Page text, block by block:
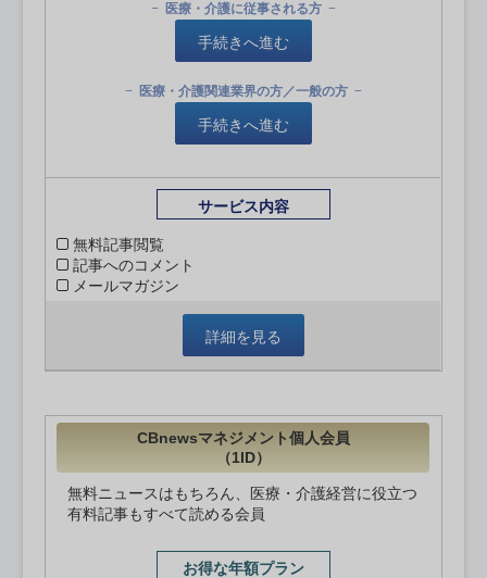
医療・介護に従事される方
手続きへ進む
医療・介護関連業界の方／一般の方
手続きへ進む
サービス内容
無料記事閲覧
記事へのコメント
メールマガジン
詳細を見る
CBnewsマネジメント個人会員
（1ID）
無料ニュースはもちろん、医療・介護経営に役立つ
有料記事もすべて読める会員
お得な年額プラン